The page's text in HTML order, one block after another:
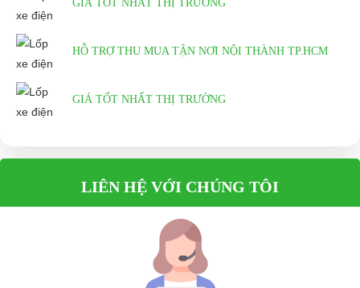
GIÁ TỐT NHẤT THỊ TRƯỜNG
HỖ TRỢ THU MUA TẬN NƠI NỘI THÀNH TP.HCM
GIÁ TỐT NHẤT THỊ TRƯỜNG
LIÊN HỆ VỚI CHÚNG TÔI